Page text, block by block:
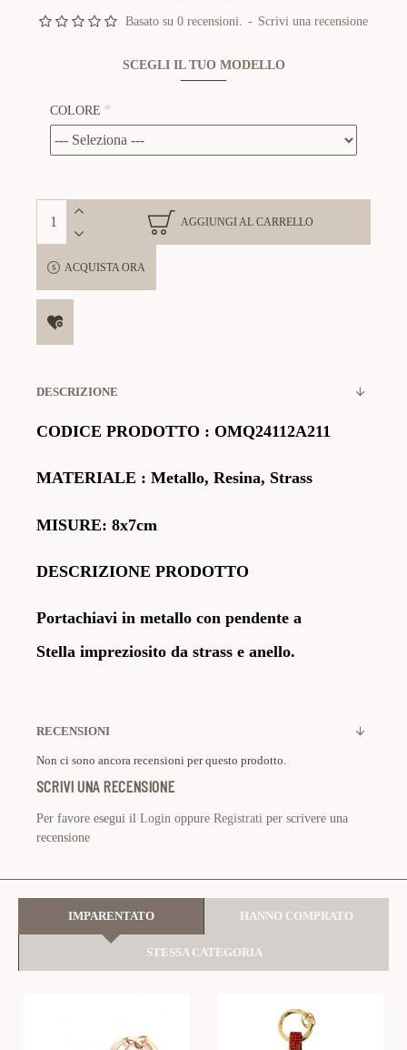
Basato su 0 recensioni. - Scrivi una recensione
SCEGLI IL TUO MODELLO
COLORE
AGGIUNGI AL CARRELLO
ACQUISTA ORA
DESCRIZIONE
CODICE PRODOTTO : OMQ24112A211
MATERIALE : Metallo, Resina, Strass
MISURE: 8x7cm
DESCRIZIONE PRODOTTO
Portachiavi in metallo con pendente a
Stella impreziosito da strass e anello.
RECENSIONI
Non ci sono ancora recensioni per questo prodotto.
SCRIVI UNA RECENSIONE
Per favore esegui il Login oppure Registrati per scrivere una
recensione
IMPARENTATO HANNO COMPRATO
STESSA CATEGORIA